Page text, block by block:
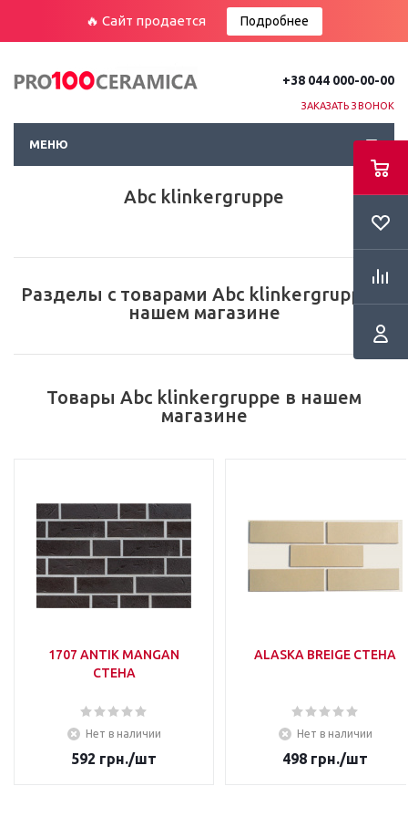
🔥 Сайт продается Подробнее
+38 044 000-00-00
ЗАКАЗАТЬ ЗВОНОК
МЕНЮ
Abc klinkergruppe
Разделы с товарами Abc klinkergruppe в
нашем магазине
Товары Abc klinkergruppe в нашем
магазине
1707 ANTIK MANGAN
СТЕНА
Нет в наличии
592 грн./шт
ALASKA BREIGE СТЕНА
Нет в наличии
498 грн./шт